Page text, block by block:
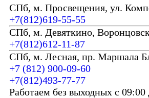
СПб, м. Просвещения, ул.
+7(812)619-55-55
СПб, м. Девяткино,
+7(812)612-11-87
СПб, м. Лесная, пр. Маршала
+7 (812) 900-09-60
+7(812)493-77-77
Работаем без выходных с 09:00